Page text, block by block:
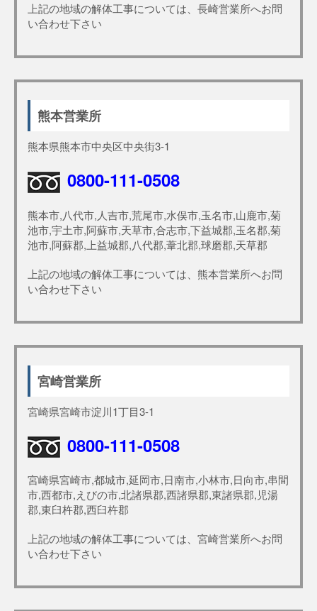
上記の地域の解体工事については、長崎営業所へお問
い合わせ下さい
熊本営業所
熊本県熊本市中央区中央街3-1
0800-111-0508
熊本市,八代市,人吉市,荒尾市,水俣市,玉名市,山鹿市,菊
池市,宇土市,阿蘇市,天草市,合志市,下益城郡,玉名郡,菊
池市,阿蘇郡,上益城郡,八代郡,葦北郡,球磨郡,天草郡
上記の地域の解体工事については、熊本営業所へお問
い合わせ下さい
宮崎営業所
宮崎県宮崎市淀川1丁目3-1
0800-111-0508
宮崎県宮崎市,都城市,延岡市,日南市,小林市,日向市,串間
市,西都市,えびの市,北諸県郡,西諸県郡,東諸県郡,児湯
郡,東臼杵郡,西臼杵郡
上記の地域の解体工事については、宮崎営業所へお問
い合わせ下さい